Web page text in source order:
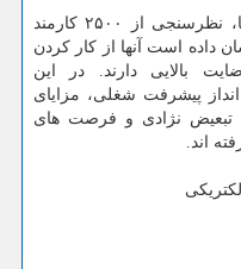
به گزارش مسیرساز به نقل از ایسنا، نظرسنجی از ۲۵۰۰ کارمند
و ۴۵ کشور نشان داده است آنها از کار کردن
بالایی دارند. در این
پیشرفت شغلی، مزایای
تبعیض نژادی و فرصت های
اند.